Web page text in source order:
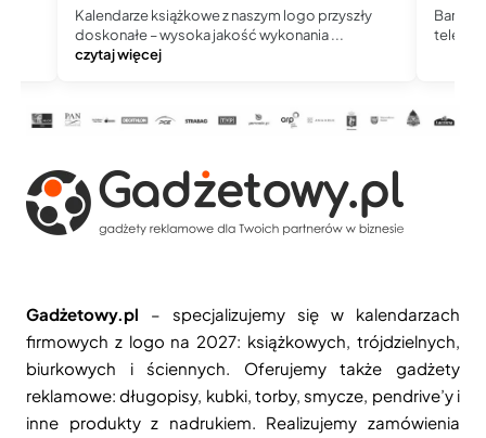
Kalendarze książkowe z naszym logo przyszły
doskonałe – wysoka jakość wykonania ...
czytaj więcej
Bardzo
Gadżetowy.pl – specjalizujemy się w kalendarzach
firmowych z logo na 2027: książkowych, trójdzielnych,
biurkowych i ściennych. Oferujemy także gadżety
reklamowe: długopisy, kubki, torby, smycze, pendrive’y i
inne produkty z nadrukiem. Realizujemy zamówienia